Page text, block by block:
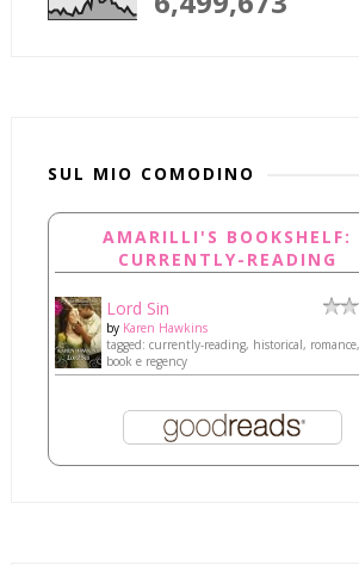
SUL MIO COMODINO
AMARILLI'S BOOKSHELF:
CURRENTLY-READING
Lord Sin
by Karen Hawkins
tagged: currently-reading, historical,
book e regency